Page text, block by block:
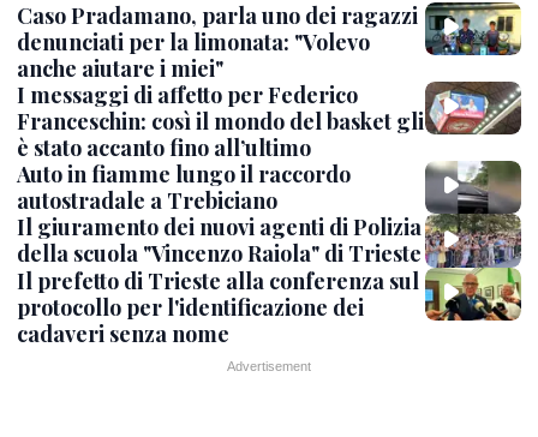
Caso Pradamano, parla uno dei ragazzi
denunciati per la limonata: "Volevo
anche aiutare i miei"
I messaggi di affetto per Federico
Franceschin: così il mondo del basket gli
è stato accanto fino all’ultimo
Auto in fiamme lungo il raccordo
autostradale a Trebiciano
Il giuramento dei nuovi agenti di Polizia
della scuola "Vincenzo Raiola" di Trieste
Il prefetto di Trieste alla conferenza sul
protocollo per l'identificazione dei
cadaveri senza nome